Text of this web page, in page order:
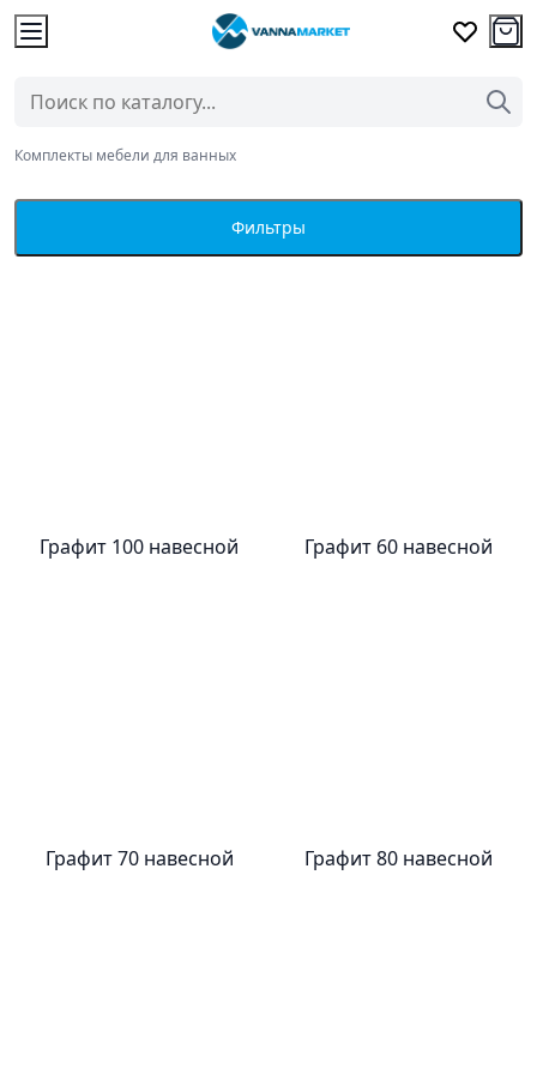
Комплекты мебели для ванных
Фильтры
Графит 100 навесной Графит 60 навесной
Графит 70 навесной Графит 80 навесной